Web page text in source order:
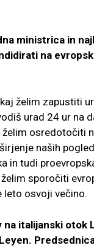
ministrica in
na
želim zapustiti
urad 24 ur na
osredotočiti
naših
in tudi
sporočiti
leto osvoji večino.
italijanski